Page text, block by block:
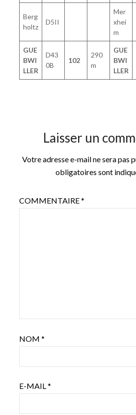
Berg
holtz
D5II
Mer
xhei
m
GUE
BWI
LLER
D43
0B
102
290
m
GUE
BWI
LLER
Laisser un
Votre adresse e-mail ne sera pas
obligatoires sont
COMMENTAIRE*
NOM *
E-MAIL*